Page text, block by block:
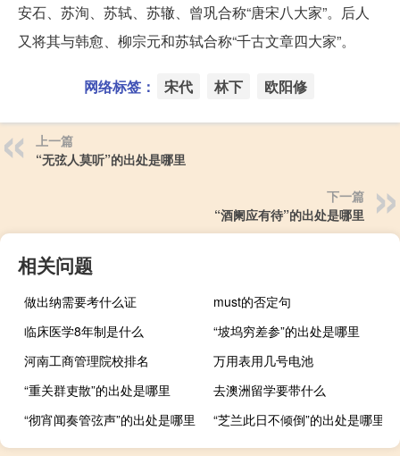
安石、苏洵、苏轼、苏辙、曾巩合称“唐宋八大家”。后人
又将其与韩愈、柳宗元和苏轼合称“千古文章四大家”。
网络标签： 宋代 林下 欧阳修
上一篇
“无弦人莫听”的出处是哪里
下一篇
“酒阑应有待”的出处是哪里
相关问题
做出纳需要考什么证
must的否定句
临床医学8年制是什么
“坡坞穷差参”的出处是哪里
河南工商管理院校排名
万用表用几号电池
“重关群吏散”的出处是哪里
去澳洲留学要带什么
“彻宵闻奏管弦声”的出处是哪里
“芝兰此日不倾倒”的出处是哪里